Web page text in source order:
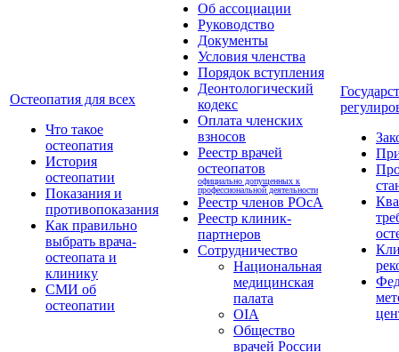
Остеопатия для всех
Что такое
остеопатия
История
остеопатии
Показания и
противопоказания
Как правильно
выбрать врача-
остеопата и
клинику
СМИ об
остеопатии
Об ассоциации
Руководство
Документы
Условия членства
Порядок вступления
Деонтологический
кодекс
Оплата членских
взносов
Реестр врачей
остеопатов
официально допущенных к
профессиональной деятельности
Реестр членов РОсА
Реестр клиник-
партнеров
Сотрудничество
Национальная
медицинская
палата
OIA
Общество
врачей России